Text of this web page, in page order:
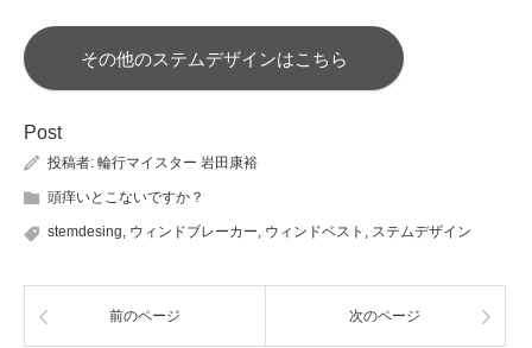
その他のステムデザインはこちら
Post
投稿者: 輪行マイスター 岩田康裕
頭痒いとこないですか？
stemdesing ウィンドブレーカー ウィンドベスト ステムデザイン
前のページ 次のページ